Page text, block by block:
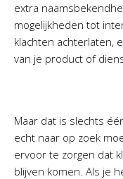
extra
mogelijkheden tot
klachten achterlaten,
van je product of
Maar dat is slechts
echt naar op zoek
ervoor te zorgen dat
blijven komen. Als je